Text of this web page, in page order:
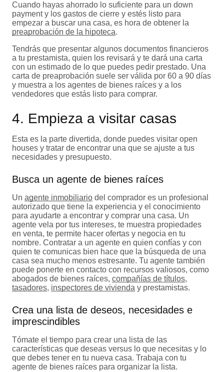
Cuando hayas ahorrado lo suficiente para un down
payment y los gastos de cierre y estés listo para
empezar a buscar una casa, es hora de obtener la
preaprobación de la hipoteca.
Tendrás que presentar algunos documentos financieros
a tu prestamista, quien los revisará y te dará una carta
con un estimado de lo que puedes pedir prestado. Una
carta de preaprobación suele ser válida por 60 a 90 días
y muestra a los agentes de bienes raíces y a los
vendedores que estás listo para comprar.
4. Empieza a visitar casas
Esta es la parte divertida, donde puedes visitar open
houses y tratar de encontrar una que se ajuste a tus
necesidades y presupuesto.
Busca un agente de bienes raíces
Un agente inmobiliario del comprador es un profesional
autorizado que tiene la experiencia y el conocimiento
para ayudarte a encontrar y comprar una casa. Un
agente vela por tus intereses, te muestra propiedades
en venta, te permite hacer ofertas y negocia en tu
nombre. Contratar a un agente en quien confías y con
quien te comunicas bien hace que la búsqueda de una
casa sea mucho menos estresante. Tu agente también
puede ponerte en contacto con recursos valiosos, como
abogados de bienes raíces, compañías de títulos,
tasadores, inspectores de vivienda y prestamistas.
Crea una lista de deseos, necesidades e
imprescindibles
Tómate el tiempo para crear una lista de las
características que deseas versus lo que necesitas y lo
que debes tener en tu nueva casa. Trabaja con tu
agente de bienes raíces para organizar la lista.